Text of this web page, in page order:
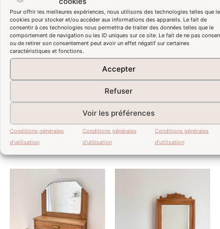
Pour offrir les meilleures expériences, nous utilisons des technologies telles que
cookies pour stocker et/ou accéder aux informations des appareils. Le fait de
consentir à ces technologies nous permettra de traiter des données telles que le
comportement de navigation ou les ID uniques sur ce site. Le fait de ne pas
ou de retirer son consentement peut avoir un effet négatif sur certaines
caractéristiques et fonctions.
Accepter
Refuser
Voir les préférences
Conditions générales
d’utilisation
Conditions générales
d’utilisation
Conditions générales
d’utilisation
ADOPTÉE – La coiffeuse
« Éloge de l’oranger »
Lire la suite
ADOPTÉE – La coiffeuse
Lire la suite